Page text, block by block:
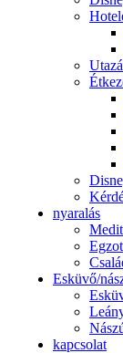
nyaralás
Esküvő/
kapcsolat